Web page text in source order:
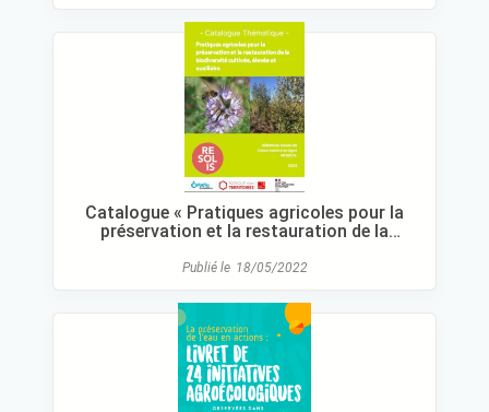
Catalogue « Pratiques agricoles pour la
préservation et la restauration de la
Publié le 18/05/2022